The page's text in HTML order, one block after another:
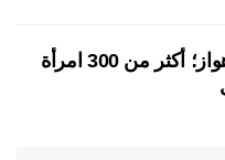
عنبر النساء بسجن سبيدار في الأهواز؛ أكثر من 300 امرأة